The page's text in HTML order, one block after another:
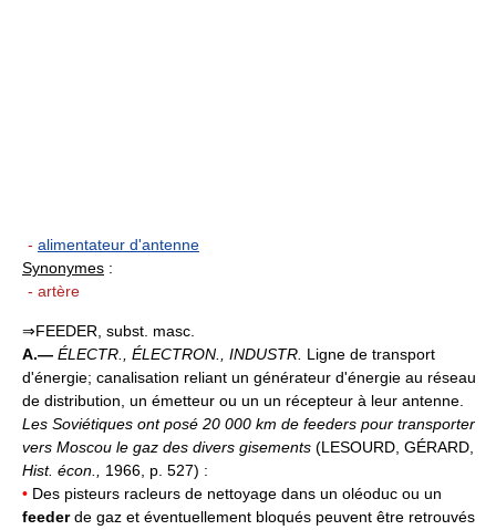
- alimentateur d'antenne
Synonymes :
- artère
⇒FEEDER, subst. masc.
A.— ÉLECTR., ÉLECTRON., INDUSTR. Ligne de transport
d'énergie; canalisation reliant un générateur d'énergie au réseau
de distribution, un émetteur ou un un récepteur à leur antenne.
Les Soviétiques ont posé 20 000 km de feeders pour transporter
vers Moscou le gaz des divers gisements (LESOURD, GÉRARD,
Hist. écon., 1966, p. 527) :
• Des pisteurs racleurs de nettoyage dans un oléoduc ou un
feederde gaz et éventuellement bloqués peuvent être retrouvés